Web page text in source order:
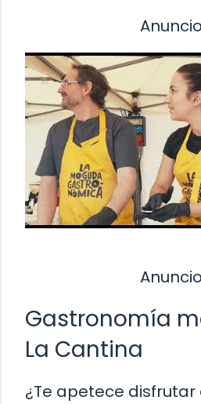
Gastronomía
La Cantina
¿Te apetece